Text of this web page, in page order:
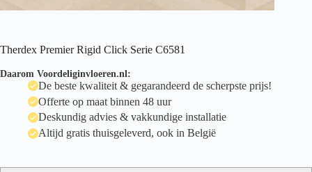
Therdex Premier Rigid Click Serie C6581
Daarom Voordeliginvloeren.nl:
De beste kwaliteit & gegarandeerd de scherpste prijs!
Offerte op maat binnen 48 uur
Deskundig advies & vakkundige installatie
Altijd gratis thuisgeleverd, ook in België